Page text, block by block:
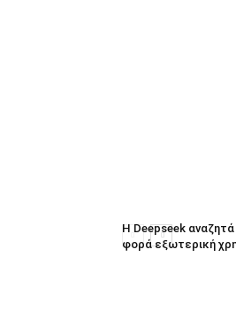
Η Deepseek
φορά εξωτερική